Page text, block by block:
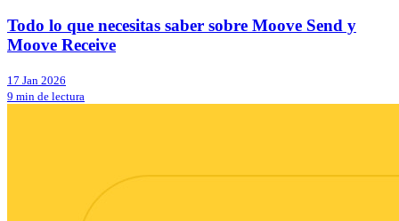
Todo lo que necesitas saber sobre Moove Send y
Moove Receive
17 Jan 2026
9 min de lectura